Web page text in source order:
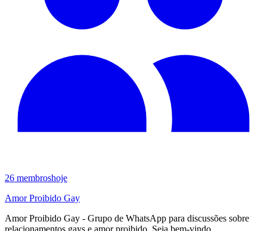
26 membroshoje
Amor Proibido Gay
Amor Proibido Gay - Grupo de WhatsApp para discussões sobre
relacionamentos gays e amor proibido. Seja bem-vindo.